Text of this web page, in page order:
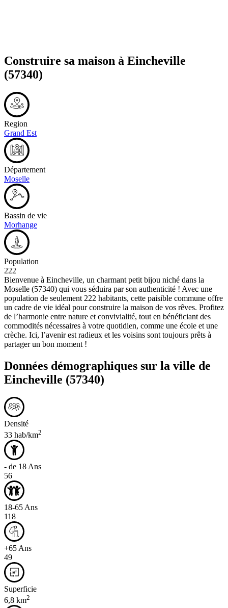
Construire sa maison à Eincheville
(57340)
Region
Grand Est
Département
Moselle
Bassin de vie
Morhange
Population
222
Bienvenue à Eincheville, un charmant petit bijou niché dans la
Moselle (57340) qui vous séduira par son authenticité ! Avec une
population de seulement 222 habitants, cette paisible commune offre
un cadre de vie idéal pour construire la maison de vos rêves. Profitez
de l’harmonie entre nature et convivialité, tout en bénéficiant des
commodités nécessaires à votre quotidien, comme une école et une
crèche. Ici, l’avenir est radieux et les voisins sont toujours prêts à
partager un bon moment !
Données démographiques sur la ville de
Eincheville (57340)
Densité
33 hab/km2
- de 18 Ans
56
18-65 Ans
118
+65 Ans
49
Superficie
6,8 km2